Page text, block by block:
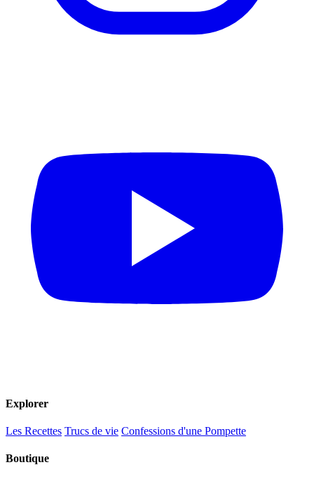
Explorer
Les Recettes Trucs de vie Confessions d'une Pompette
Boutique